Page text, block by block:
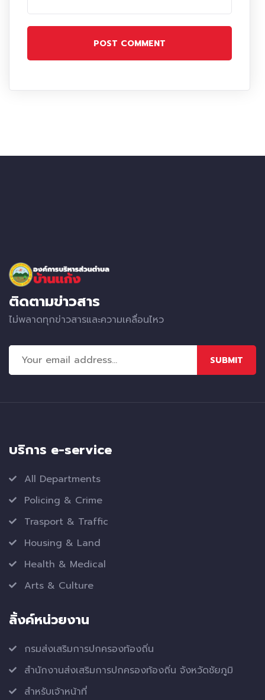
POST COMMENT
ติดตามข่าวสาร
ไม่พลาดทุกข่าวสารและความเคลื่อนไหว
SUBMIT
บริการ e-service
All Departments
Policing & Crime
Trasport & Traffic
Housing & Land
Health & Medical
Arts & Culture
ลิ้งค์หน่วยงาน
กรมส่งเสริมการปกครองท้องถิ่น
สำนักงานส่งเสริมการปกครองท้องถิ่น จังหวัดชัยภูมิ
สำหรับเจ้าหน้าที่